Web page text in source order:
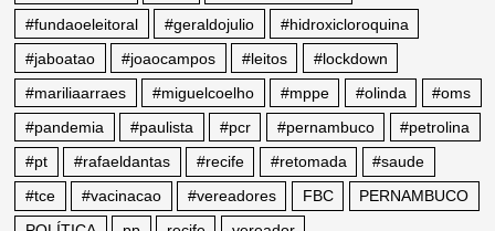
#fundaoeleitoral
#geraldojulio
#hidroxicloroquina
#jaboatao
#joaocampos #leitos
#lockdown
#mariliaarraes
#miguelcoelho #mppe #olinda
#oms
#pandemia
#paulista #pcr #pernambuco
#petrolina
#pt
#rafaeldantas #recife #retomada
#saude
#tce
#vacinacao #vereadores FBC
PERNAMBUCO